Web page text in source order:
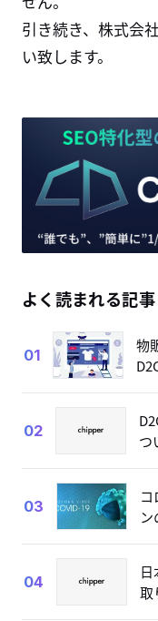
引き続き、株式会
い致します。
よく読まれる記事
01
物
02
つ
03
ン
04
取